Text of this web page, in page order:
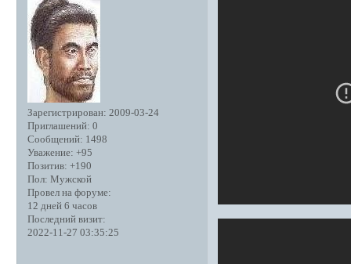
Зарегистрирован: 2009-03-24
Приглашений: 0
Сообщений: 1498
Уважение: +95
Позитив: +190
Пол: Мужской
Провел на форуме:
12 дней 6 часов
Последний визит:
2022-11-27 03:35:25